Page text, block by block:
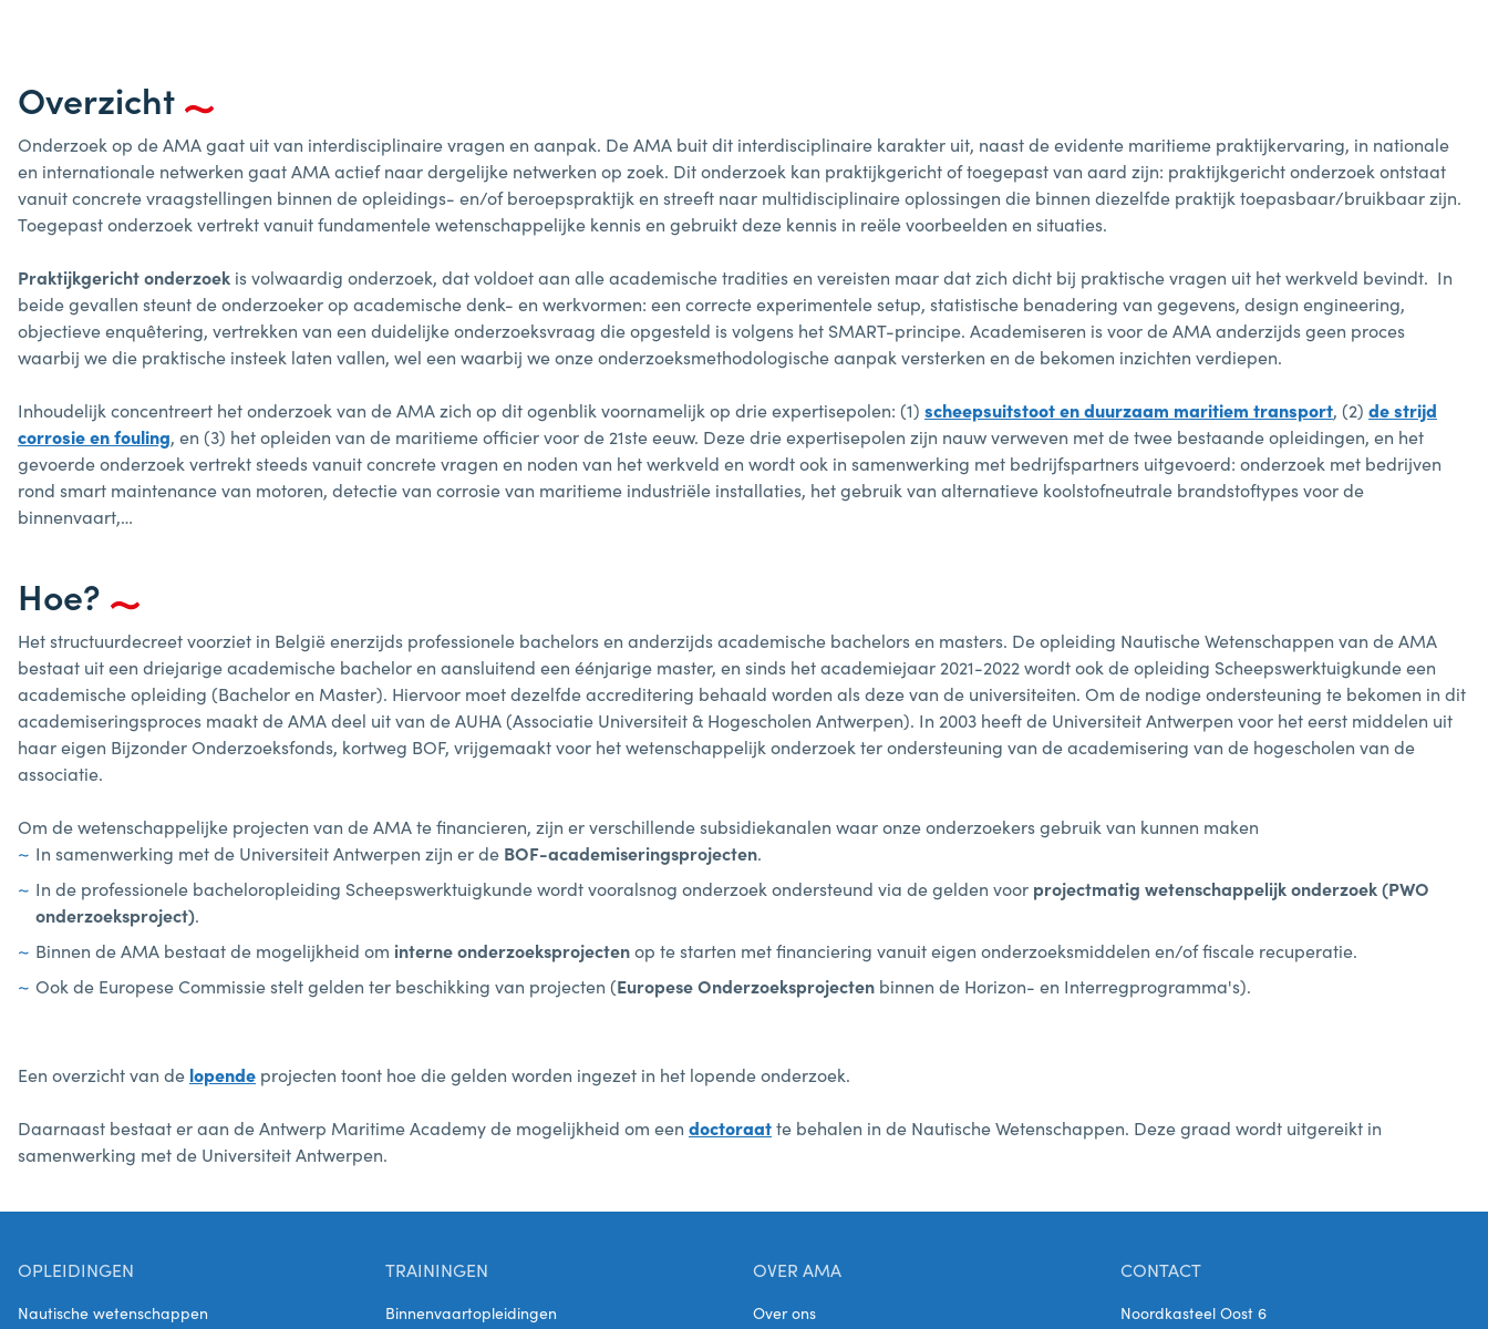
Overzicht
Onderzoek op de AMA gaat uit van interdisciplinaire vragen en aanpak. De AMA buit dit interdisciplinaire karakter uit, naast de evidente maritieme praktijkervaring, in nationale
en internationale netwerken gaat AMA actief naar dergelijke netwerken op zoek. Dit onderzoek kan praktijkgericht of toegepast van aard zijn: praktijkgericht onderzoek ontstaat
vanuit concrete vraagstellingen binnen de opleidings- en/of beroepspraktijk en streeft naar multidisciplinaire oplossingen die binnen diezelfde praktijk toepasbaar/bruikbaar zijn.
Toegepast onderzoek vertrekt vanuit fundamentele wetenschappelijke kennis en gebruikt deze kennis in reële voorbeelden en situaties.
Praktijkgericht onderzoek is volwaardig onderzoek, dat voldoet aan alle academische tradities en vereisten maar dat zich dicht bij praktische vragen uit het werkveld bevindt. In
beide gevallen steunt de onderzoeker op academische denk- en werkvormen: een correcte experimentele setup, statistische benadering van gegevens, design engineering,
objectieve enquêtering, vertrekken van een duidelijke onderzoeksvraag die opgesteld is volgens het SMART-principe. Academiseren is voor de AMA anderzijds geen proces
waarbij we die praktische insteek laten vallen, wel een waarbij we onze onderzoeksmethodologische aanpak versterken en de bekomen inzichten verdiepen.
Inhoudelijk concentreert het onderzoek van de AMA zich op dit ogenblik voornamelijk op drie expertisepolen: (1) scheepsuitstoot en duurzaam maritiem transport, (2) de strijd
corrosie en fouling, en (3) het opleiden van de maritieme officier voor de 21ste eeuw. Deze drie expertisepolen zijn nauw verweven met de twee bestaande opleidingen, en het
gevoerde onderzoek vertrekt steeds vanuit concrete vragen en noden van het werkveld en wordt ook in samenwerking met bedrijfspartners uitgevoerd: onderzoek met bedrijven
rond smart maintenance van motoren, detectie van corrosie van maritieme industriële installaties, het gebruik van alternatieve koolstofneutrale brandstoftypes voor de
binnenvaart,…
Hoe?
Het structuurdecreet voorziet in België enerzijds professionele bachelors en anderzijds academische bachelors en masters. De opleiding Nautische Wetenschappen van de AMA
bestaat uit een driejarige academische bachelor en aansluitend een éénjarige master, en sinds het academiejaar 2021-2022 wordt ook de opleiding Scheepswerktuigkunde een
academische opleiding (Bachelor en Master). Hiervoor moet dezelfde accreditering behaald worden als deze van de universiteiten. Om de nodige ondersteuning te bekomen in dit
academiseringsproces maakt de AMA deel uit van de AUHA (Associatie Universiteit & Hogescholen Antwerpen). In 2003 heeft de Universiteit Antwerpen voor het eerst middelen uit
haar eigen Bijzonder Onderzoeksfonds, kortweg BOF, vrijgemaakt voor het wetenschappelijk onderzoek ter ondersteuning van de academisering van de hogescholen van de
associatie.
Om de wetenschappelijke projecten van de AMA te financieren, zijn er verschillende subsidiekanalen waar onze onderzoekers gebruik van kunnen maken
In samenwerking met de Universiteit Antwerpen zijn er de BOF-academiseringsprojecten.
In de professionele bacheloropleiding Scheepswerktuigkunde wordt vooralsnog onderzoek ondersteund via de gelden voor projectmatig wetenschappelijk onderzoek (PWO
onderzoeksproject).
Binnen de AMA bestaat de mogelijkheid om interne onderzoeksprojectenop te starten met financiering vanuit eigen onderzoeksmiddelen en/of fiscale recuperatie.
Ook de Europese Commissie stelt gelden ter beschikking van projecten (Europese Onderzoeksprojecten binnen de Horizon- en Interregprogramma's).
Een overzicht van de lopende projecten toont hoe die gelden worden ingezet in het lopende onderzoek.
Daarnaast bestaat er aan de Antwerp Maritime Academy de mogelijkheid om een doctoraatte behalen in de Nautische Wetenschappen. Deze graad wordt uitgereikt in
samenwerking met de Universiteit Antwerpen.
OPLEIDINGEN
Nautische wetenschappen
TRAININGEN
Binnenvaartopleidingen
OVER AMA
Over ons
CONTACT
Noordkasteel Oost 6